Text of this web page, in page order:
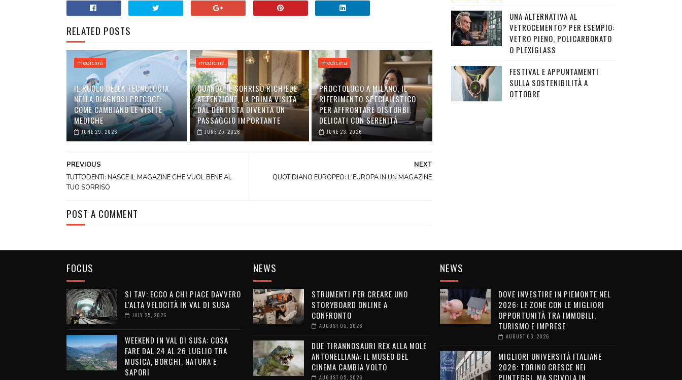
RELATED POSTS
medicina
IL RUOLO DELLA TECNOLOGIA
NELLA DIAGNOSI PRECOCE:
COME CAMBIANO LE VISITE
MEDICHE
JUNE 29, 2026
medicina
QUANDO IL SORRISO RICHIEDE
ATTENZIONE, LA PRIMA VISITA
DAL DENTISTA DIVENTA UN
PASSAGGIO IMPORTANTE
JUNE 25, 2026
medicina
PROCTOLOGO A MILANO, IL
RIFERIMENTO SPECIALISTICO
PER AFFRONTARE DISTURBI
DELICATI CON SERENITÀ
JUNE 23, 2026
NEXT
QUOTIDIANO EUROPEO: L'EUROPA IN UN MAGAZINE
PREVIOUS
TUTTODENTI: NASCE IL MAGAZINE CHE VUOL BENE AL
TUO SORRISO
POST A COMMENT
UNA ALTERNATIVA AL
VETROCEMENTO? PER ESEMPIO:
VETRO PIENO, POLICARBONATO
O PLEXIGLASS
FESTIVAL E APPUNTAMENTI
SULLA SOSTENIBILITÀ A
OTTOBRE
FOCUS
SI TAV: ECCO A CHI PIACE DAVVERO
L'ALTA VELOCITÀ IN VAL DI SUSA
JULY 25, 2026
WEEKEND IN VAL DI SUSA: COSA
FARE DAL 24 AL 26 LUGLIO TRA
MUSICA, BORGHI, NATURA E
SAPORI
NEWS
STRUMENTI PER CREARE UNO
STORYBOARD ONLINE A
CONFRONTO
AUGUST 05, 2026
DUE TIRANNOSAURI REX ALLA MOLE
ANTONELLIANA: IL MUSEO DEL
CINEMA CAMBIA VOLTO
AUGUST 05, 2026
NEWS
DOVE INVESTIRE IN PIEMONTE NEL
2026: LE ZONE CON LE MIGLIORI
OPPORTUNITÀ TRA IMMOBILI,
TURISMO E IMPRESE
AUGUST 03, 2026
MIGLIORI UNIVERSITÀ ITALIANE
2026: TORINO CRESCE NEI
PUNTEGGI, MA SCIVOLA IN